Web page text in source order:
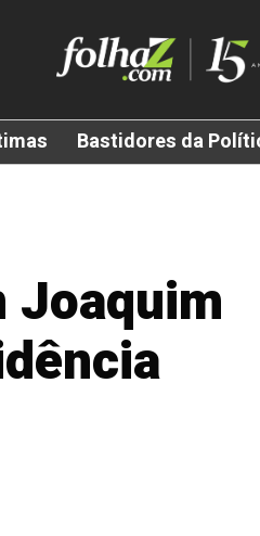
Bastidores da
Joaquim